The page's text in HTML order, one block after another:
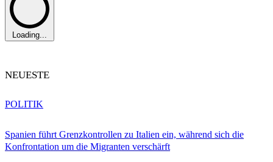
Loading...
NEUESTE
Spanien führt Grenzkontrollen zu Italien ein, während sich die
Konfrontation um die Migranten verschärft
POLITIK